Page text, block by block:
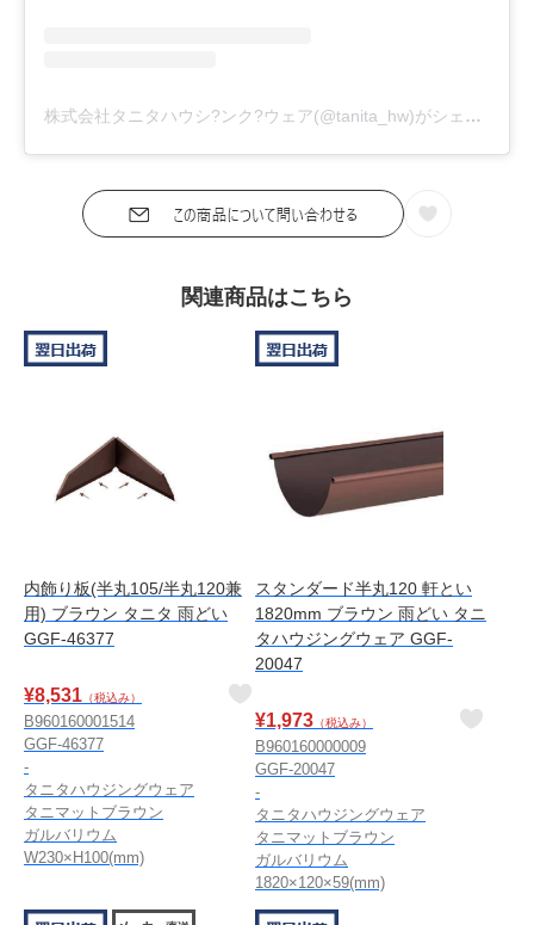
株式会社タニタハウシ?ンク?ウェア(@tanita_hw)がシェアした投稿
関連商品はこちら
内飾り板(半丸105/半丸120兼
用) ブラウン タニタ 雨どい
GGF-46377
¥8,531 （税込み）
B960160001514
GGF-46377
-
タニタハウジングウェア
タニマットブラウン
ガルバリウム
W230×H100(mm)
スタンダード半丸120 軒とい
1820mm ブラウン 雨どい タニ
タハウジングウェア GGF-
20047
¥1,973 （税込み）
B960160000009
GGF-20047
-
タニタハウジングウェア
タニマットブラウン
ガルバリウム
1820×120×59(mm)